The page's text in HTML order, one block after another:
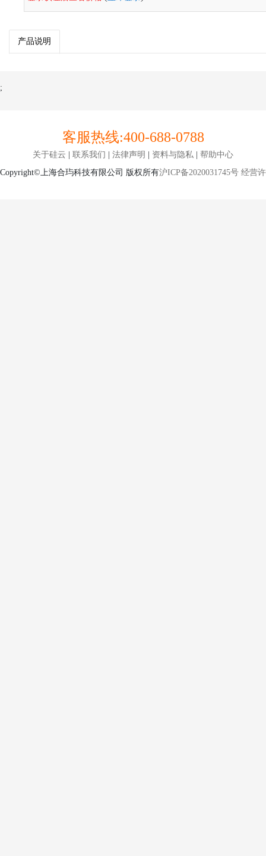
产品说明
;
客服热线:400-688-0788
关于硅云 | 联系我们 | 法律声明 | 资料与隐私 | 帮助中心
Copyright©上海合玙科技有限公司 版权所有沪ICP备2020031745号 经营